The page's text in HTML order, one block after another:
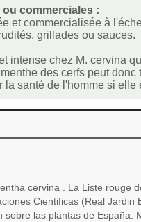
commerciales :
et commercialisée à
grillades ou sauces.
intense chez M. cervina
des cerfs peut
la santé de l'homme si
cervina . La Liste rouge
Cientificas (Real
sobre las plantas de España.